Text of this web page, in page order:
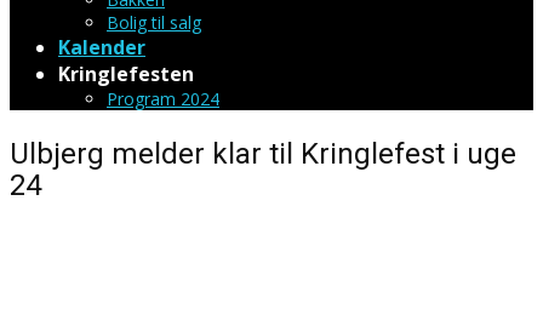
Bolig til salg
Kalender
Kringlefesten
Program 2024
Ulbjerg melder klar til Kringlefest i uge
24